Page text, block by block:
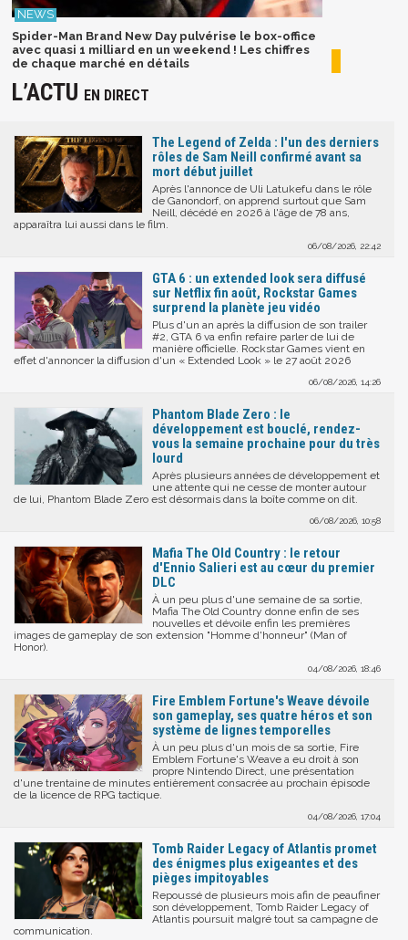
Spider-Man Brand New Day pulvérise le box-office
avec quasi 1 milliard en un weekend ! Les chiffres
de chaque marché en détails
L’ACTU EN DIRECT
The Legend of Zelda : l'un des derniers
rôles de Sam Neill confirmé avant sa
mort début juillet
Après l'annonce de Uli Latukefu dans le rôle
de Ganondorf, on apprend surtout que Sam
Neill, décédé en 2026 à l'âge de 78 ans,
apparaîtra lui aussi dans le film.
06/08/2026, 22:42
GTA 6 : un extended look sera diffusé
sur Netflix fin août, Rockstar Games
surprend la planète jeu vidéo
Plus d'un an après la diffusion de son trailer
#2, GTA 6 va enfin refaire parler de lui de
manière officielle. Rockstar Games vient en
effet d'annoncer la diffusion d'un « Extended Look » le 27 août 2026
06/08/2026, 14:26
Phantom Blade Zero : le
développement est bouclé, rendez-
vous la semaine prochaine pour du très
lourd
Après plusieurs années de développement et
une attente qui ne cesse de monter autour
de lui, Phantom Blade Zero est désormais dans la boîte comme on dit.
06/08/2026, 10:58
Mafia The Old Country : le retour
d'Ennio Salieri est au cœur du premier
DLC
À un peu plus d'une semaine de sa sortie,
Mafia The Old Country donne enfin de ses
nouvelles et dévoile enfin les premières
images de gameplay de son extension "Homme d'honneur" (Man of
Honor).
04/08/2026, 18:46
Fire Emblem Fortune's Weave dévoile
son gameplay, ses quatre héros et son
système de lignes temporelles
À un peu plus d'un mois de sa sortie, Fire
Emblem Fortune's Weave a eu droit à son
propre Nintendo Direct, une présentation
d'une trentaine de minutes entièrement consacrée au prochain épisode
de la licence de RPG tactique.
04/08/2026, 17:04
Tomb Raider Legacy of Atlantis promet
des énigmes plus exigeantes et des
pièges impitoyables
Repoussé de plusieurs mois afin de peaufiner
son développement, Tomb Raider Legacy of
Atlantis poursuit malgré tout sa campagne de
communication.